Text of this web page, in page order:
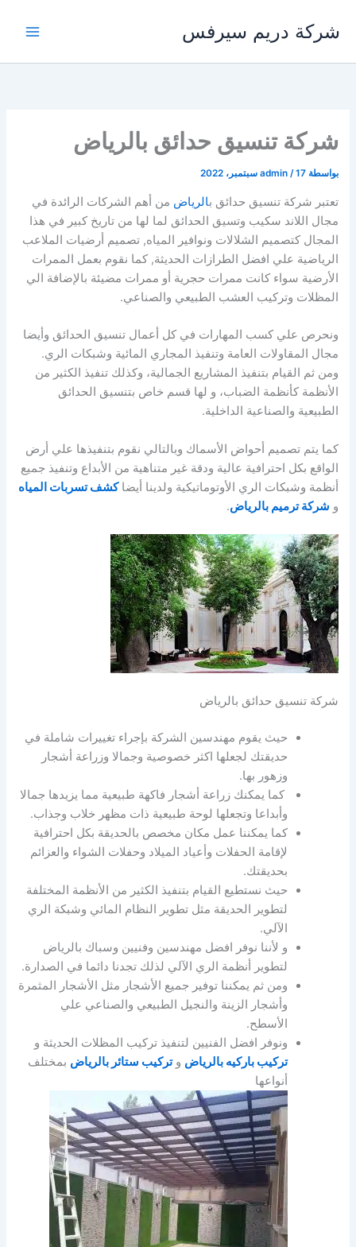
المحتوى
شركة دريم سيرفس
شركة تنسيق حدائق بالرياض
بواسطة admin /17 سبتمبر، 2022
تعتبر شركة تنسيق حدائق بالرياض من أهم الشركات الرائدة في
مجال اللاند سكيب وتسيق الحدائق لما لها من تاريخ كبير في هذا
المجال كتصميم الشلالات ونوافير المياه, تصميم أرضيات الملاعب
الرياضية علي افضل الطرازات الحديثة, كما نقوم بعمل الممرات
الأرضية سواء كانت ممرات حجرية أو ممرات مضيئة بالإضافة الي
المظلات وتركيب العشب الطبيعي والصناعي.
ونحرص علي كسب المهارات في كل أعمال تنسيق الحدائق وأيضا
مجال المقاولات العامة وتنفيذ المجاري المائية وشبكات الري.
ومن ثم القيام بتنفيذ المشاريع الجمالية، وكذلك تنفيذ الكثير من
الأنظمة كأنظمة الضباب، و لها قسم خاص بتنسيق الحدائق
الطبيعية والصناعية الداخلية.
كما يتم تصميم أحواض الأسماك وبالتالي نقوم بتنفيذها علي أرض
الواقع بكل احترافية عالية ودقة غير متناهية من الأبداع وتنفيذ جميع
أنظمة وشبكات الري الأوتوماتيكية ولدينا أيضاكشف تسربات المياه
و شركة ترميم بالرياض.
شركة تنسيق حدائق بالرياض
حيث يقوم مهندسين الشركة بإجراء تغييرات شاملة في
حديقتك لجعلها اكثر خصوصية وجمالا وزراعة أشجار
وزهور بها.
كما يمكنك زراعة أشجار فاكهة طبيعية مما يزيدها جمالا
وأبداعا وتجعلها لوحة طبيعية ذات مظهر خلاب وجذاب.
كما يمكننا عمل مكان مخصص بالحديقة بكل احترافية
لإقامة الحفلات وأعياد الميلاد وحفلات الشواء والعزائم
بحديقتك.
حيث نستطيع القيام بتنفيذ الكثير من الأنظمة المختلفة
لتطوير الحديقة مثل تطوير النظام المائي وشبكة الري
الآلي.
و لأننا نوفر افضل مهندسين وفنيين وسباك بالرياض
لتطوير أنظمة الري الآلي لذلك تجدنا دائما في الصدارة.
ومن ثم يمكننا توفير جميع الأشجار مثل الأشجار المثمرة
وأشجار الزينة والنجيل الطبيعي والصناعي علي
الأسطح.
ونوفر افضل الفنيين لتنفيذ تركيب المظلات الحديثة و
تركيب باركيه بالرياض وتركيب ستائر بالرياض بمختلف
أنواعها